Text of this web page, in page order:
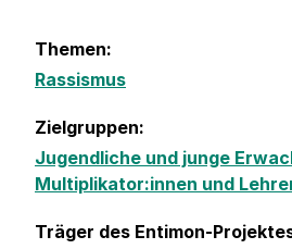
Themen:
Rassismus
Zielgruppen:
Jugendliche und junge
Multiplikator:innen und
Träger des Entimon-